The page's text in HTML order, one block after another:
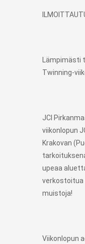
Lämpimästi
Twinning-
JCI
viikonlopun
Krakovan
upeaa
muistoja!
Viikonlopun